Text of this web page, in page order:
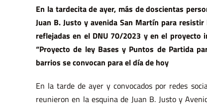
En la tardecita de ayer, más de doscientas
Juan B. Justo y avenida San Martín para
reflejadas en el DNU 70/2023 y en el proyecto
“Proyecto de ley Bases y Puntos de Partida
barrios se convocan para el día de hoy
En la tarde de ayer y convocados por redes
reunieron en la esquina de Juan B. Justo y